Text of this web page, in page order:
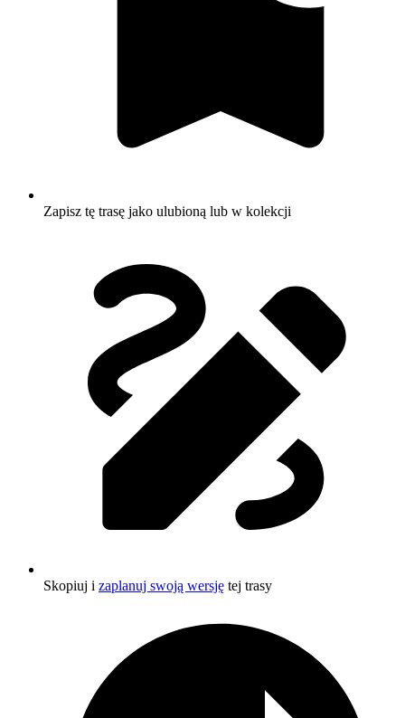
Zapisz tę trasę jako ulubioną lub w kolekcji
Skopiuj i zaplanuj swoją wersję tej trasy